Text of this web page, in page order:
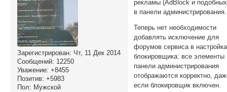
Зарегистрирован: Чт, 11 Дек 2014
Сообщений: 12250
Уважение: +8455
Позитив: +5983
Пол: Мужской
рекламы (AdBlock и
в панели администрирования.
Теперь нет необходимости
добавлять исключение для
форумов сервиса в
блокировщика: все элементы
панели администрирования
отображаются корректно,
если блокировщик включен.